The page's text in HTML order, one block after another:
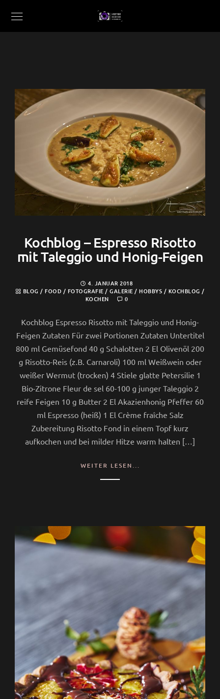
Kochblog – Espresso Risotto
mit Taleggio und Honig-Feigen
4. JANUAR 2018
BLOG / FOOD / FOTOGRAFIE / GALERIE / HOBBYS / KOCHBLOG /
KOCHEN
0
Kochblog Espresso Risotto mit Taleggio und Honig-
Feigen Zutaten Für zwei Portionen Zutaten Untertitel
800 ml Gemüsefond 40 g Schalotten 2 El Olivenöl 200
g Risotto-Reis (z.B. Carnaroli) 100 ml Weißwein oder
weißer Wermut (trocken) 4 Stiele glatte Petersilie 1
Bio-Zitrone Fleur de sel 60-100 g junger Taleggio 2
reife Feigen 10 g Butter 2 El Akazienhonig Pfeffer 60
ml Espresso (heiß) 1 El Crème fraîche Salz
Zubereitung Risotto Fond in einem Topf kurz
aufkochen und bei milder Hitze warm halten […]
WEITER LESEN...